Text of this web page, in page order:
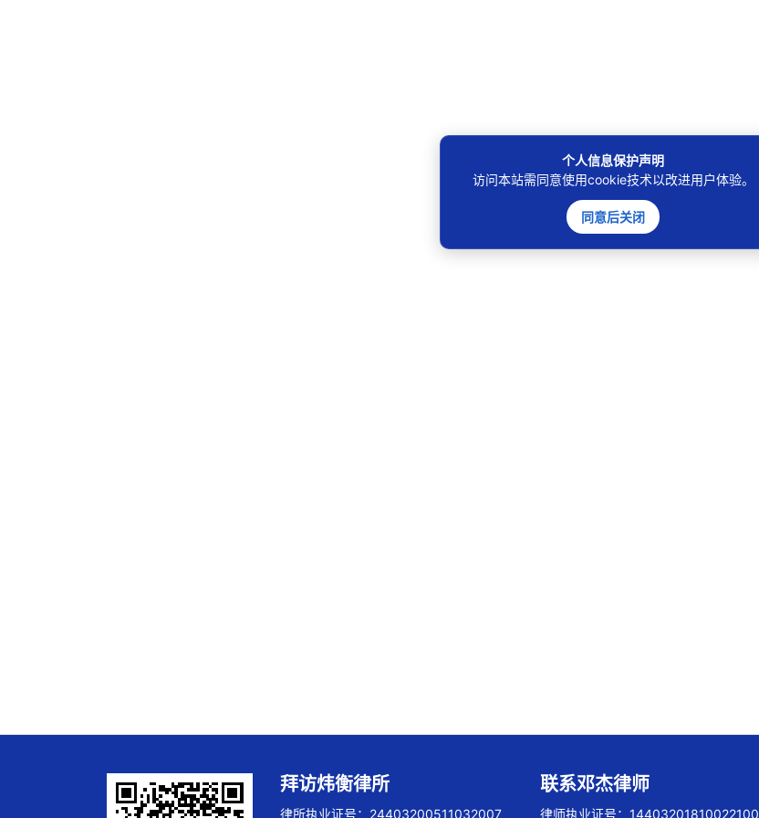
拜访炜衡律所
律所执业证号：24403200511032007
联系邓杰律师
律师执业证号：14403201810022100
个人信息保护声明
访问本站需同意使用cookie技术以改进用户体验。
同意后关闭